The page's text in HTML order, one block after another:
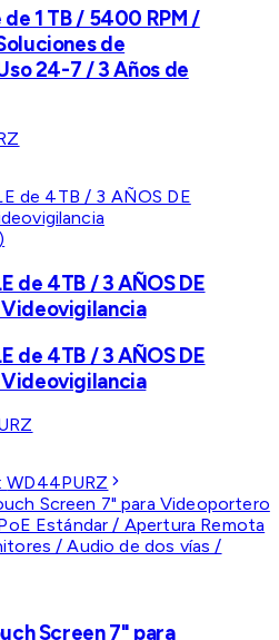
1 TB / 5400 RPM /
de
24-7 / 3 Años de
de 4TB / 3 AÑOS DE
Videovigilancia
de 4TB / 3 AÑOS DE
Videovigilancia
WD44PURZ
Screen 7" para